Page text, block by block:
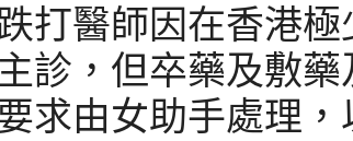
打醫師因在香港
診，但卒藥及敷
求由女助手處理，